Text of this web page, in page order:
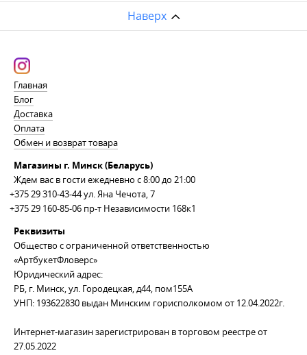
Наверх
Главная
Блог
Доставка
Оплата
Обмен и возврат товара
Магазины г. Минск (Беларусь)
Ждем вас в гости ежедневно с 8:00 до 21:00
+375 29 310-43-44ул. Яна Чечота, 7
+375 29 160-85-06пр-т Независимости 168к1
Реквизиты
Общество с ограниченной ответственностью
«АртбукетФловерс»
Юридический адрес:
РБ, г. Минск, ул. Городецкая, д44, пом155А
УНП: 193622830 выдан Минским горисполкомом от 12.04.2022г.
Интернет-магазин зарегистрирован в торговом реестре от
27.05.2022